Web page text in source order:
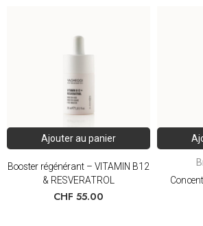
Ajouter au panier
Booster régénérant – VITAMIN B12
& RESVERATROL
CHF 55.00